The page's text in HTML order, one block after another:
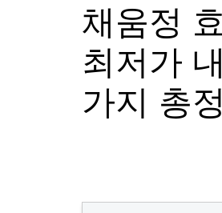
채움정
최저가
가지 총